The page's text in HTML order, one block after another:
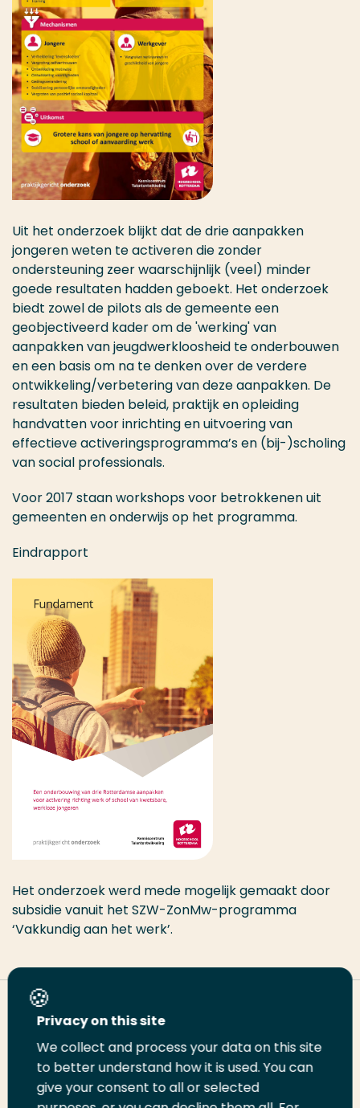
Uit het onderzoek blijkt dat de drie aanpakken
jongeren weten te activeren die zonder
ondersteuning zeer waarschijnlijk (veel) minder
goede resultaten hadden geboekt. Het onderzoek
biedt zowel de pilots als de gemeente een
geobjectiveerd kader om de 'werking' van
aanpakken van jeugdwerkloosheid te onderbouwen
en een basis om na te denken over de verdere
ontwikkeling/verbetering van deze aanpakken. De
resultaten bieden beleid, praktijk en opleiding
handvatten voor inrichting en uitvoering van
effectieve activeringsprogramma’s en (bij-)scholing
van social professionals.
Voor 2017 staan workshops voor betrokkenen uit
gemeenten en onderwijs op het programma.
Eindrapport
Het onderzoek werd mede mogelijk gemaakt door
subsidie vanuit het SZW-ZonMw-programma
‘Vakkundig aan het werk’.
Deel deze pagina
DeelDeel
op
Deel
op
Email
deze
Print
deze
Privacy on this site
We collect and process your data on this site
to better understand how it is used. You can
give your consent to all or selected